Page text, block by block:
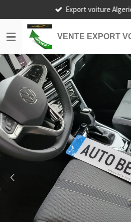
au
contenu
principal
VENTE EXPORT
Export voiture